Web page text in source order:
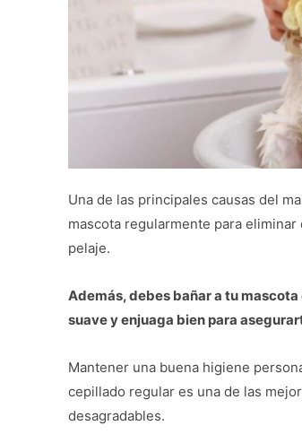
Una de las principales causas del
mascota regularmente para
pelaje.
Además, debes bañar a tu
suave y enjuaga bien para
Mantener una buena higiene
cepillado regular es una de las
desagradables.